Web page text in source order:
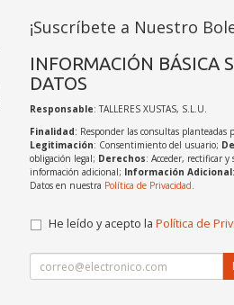
¡Suscríbete a Nuestro
INFORMACIÓN BÁSICA
DATOS
Responsable: TALLERES XUSTAS, S.L.U.
Finalidad: Responder las consultas
Legitimación: Consentimiento del usuario;
obligación legal; Derechos: Acceder, rectificar
información adicional; Información Adicional
Datos en nuestra Política de Privacidad.
He leído y acepto la Política de